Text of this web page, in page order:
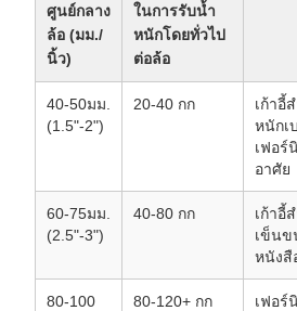
ศูนย์กลาง
ล้อ (มม./
นิ้ว)
ในการรับน้ำ
หนักโดยทั่วไป
ต่อล้อ
40-50มม.
(1.5"-2")
20-40 กก
เก้าอี้
หนักเ
เฟอร์
อาศัย
60-75มม.
(2.5"-3")
40-80 กก
เก้าอี้
เข็นข
หนังสื
80-100
80-120+ กก
เฟอร์